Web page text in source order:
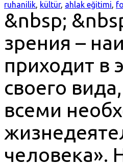
ruhanilik, kültür, ahlak eğitimi,
&nbsp;
зрения –
приходит в
своего
всеми
человека».